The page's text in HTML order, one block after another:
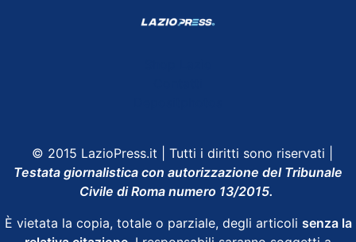
© 2015 LazioPress.it | Tutti i diritti sono riservati |
Testata giornalistica con autorizzazione del Tribunale
Civile di Roma numero 13/2015.
È vietata la copia, totale o parziale, degli articoli senza la